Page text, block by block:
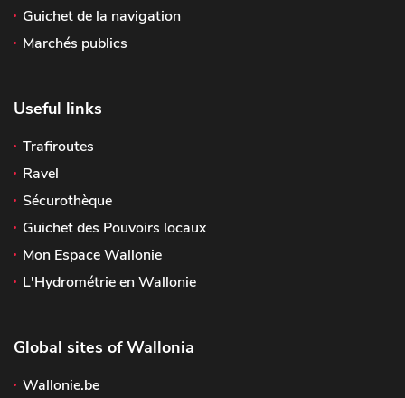
Guichet de la navigation
Marchés publics
Useful links
Trafiroutes
Ravel
Sécurothèque
Guichet des Pouvoirs locaux
Mon Espace Wallonie
L'Hydrométrie en Wallonie
Global sites of Wallonia
Wallonie.be